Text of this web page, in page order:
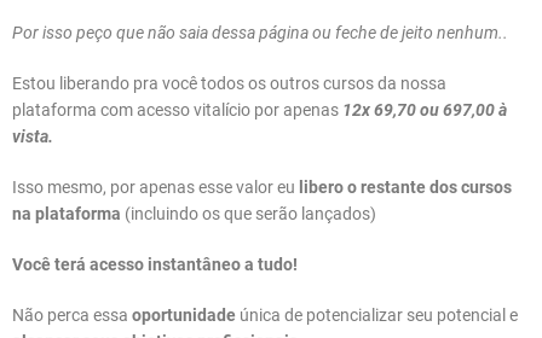
Por isso peço que não saia dessa página ou feche de jeito nenhum..
Estou liberando pra você todos os outros cursos da nossa
plataforma com acesso vitalício por apenas 12x 69,70 ou 697,00 à
vista.
Isso mesmo, por apenas esse valor eu libero o restante dos cursos
na plataforma (incluindo os que serão lançados)
Você terá acesso instantâneo a tudo!
Não perca essa oportunidade única de potencializar seu potencial e